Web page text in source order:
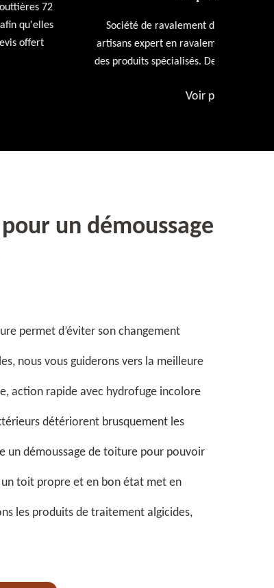
de ravalement de façade 72 Sarthe nos
expert en ravalement de façade utiliseront
spécialisés. Devis et déplacement offert
un démoussage
permet d’éviter son changement
nous vous guiderons vers la meilleure
action rapide avec hydrofuge incolore
détériorent brusquement les
un démoussage de toiture pour pouvoir
toit propre et en bon état met en
les produits de traitement algicides,